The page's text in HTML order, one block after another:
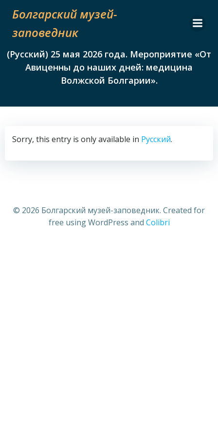
to
Болгарский музей-
заповедник
(Русский) 25 мая 2026 года. Мероприятие «От
Авиценны до наших дней: медицина
Волжской Болгарии».
Sorry, this entry is only available in Русский.
© 2026 Болгарский музей-заповедник. Created for
free using WordPress and Colibri